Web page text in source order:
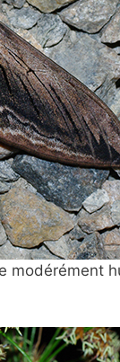
modérément